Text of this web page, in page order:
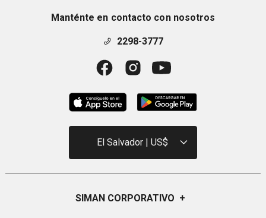
Manténte en contacto con nosotros
2298-3777
El Salvador | US$
SIMAN CORPORATIVO +